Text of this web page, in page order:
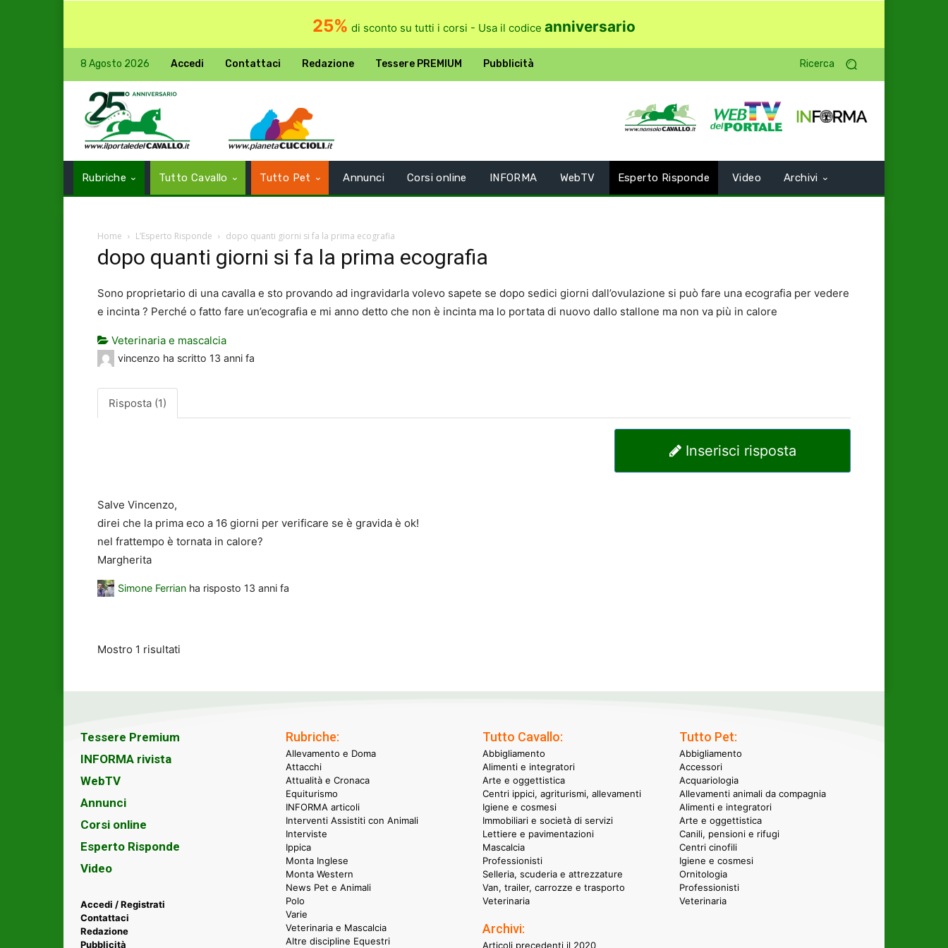
25% di sconto su tutti i corsi - Usa il codice anniversario
8 Agosto 2026 Accedi Contattaci Redazione Tessere PREMIUM Pubblicità Ricerca
Rubriche Tutto Cavallo Tutto Pet Annunci Corsi online INFORMA WebTV Esperto Risponde Video Archivi
Home L’Esperto Risponde dopo quanti giorni si fa la prima ecografia
dopo quanti giorni si fa la prima ecografia
Sono proprietario di una cavalla e sto provando ad ingravidarla volevo sapete se dopo sedici giorni dall’ovulazione si può fare una ecografia per vedere
e incinta ? Perché o fatto fare un’ecografia e mi anno detto che non è incinta ma lo portata di nuovo dallo stallone ma non va più in calore
Veterinaria e mascalcia
vincenzo ha scritto 13 anni fa
Risposta (1)
Inserisci risposta
Salve Vincenzo,
direi che la prima eco a 16 giorni per verificare se è gravida è ok!
nel frattempo è tornata in calore?
Margherita
Simone Ferrian ha risposto 13 anni fa
Mostro 1 risultati
Tessere Premium
INFORMA rivista
WebTV
Annunci
Corsi online
Esperto Risponde
Video
Accedi / Registrati
Contattaci
Redazione
Pubblicità
Rubriche:
Allevamento e Doma
Attacchi
Attualità e Cronaca
Equiturismo
INFORMA articoli
Interventi Assistiti con Animali
Interviste
Ippica
Monta Inglese
Monta Western
News Pet e Animali
Polo
Varie
Veterinaria e Mascalcia
Altre discipline Equestri
Tutto Cavallo:
Abbigliamento
Alimenti e integratori
Arte e oggettistica
Centri ippici, agriturismi, allevamenti
Igiene e cosmesi
Immobiliari e società di servizi
Lettiere e pavimentazioni
Mascalcia
Professionisti
Selleria, scuderia e attrezzature
Van, trailer, carrozze e trasporto
Veterinaria
Archivi:
Articoli precedenti il 2020
Tutto Pet:
Abbigliamento
Accessori
Acquariologia
Allevamenti animali da compagnia
Alimenti e integratori
Arte e oggettistica
Canili, pensioni e rifugi
Centri cinofili
Igiene e cosmesi
Ornitologia
Professionisti
Veterinaria